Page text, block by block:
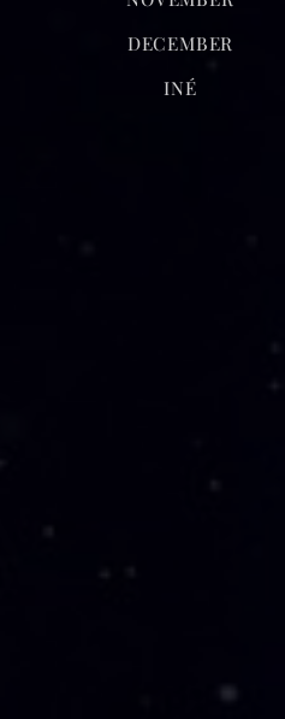
DECEMBER
INÉ